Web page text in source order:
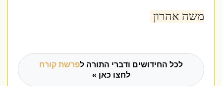
משה אהרון
לכל החידושים ודברי התורה לפרשת קורח
לחצו כאן »